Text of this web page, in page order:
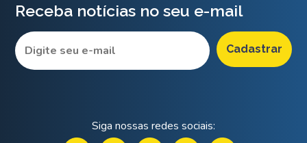
Receba notícias no seu e-mail
Siga nossas redes sociais: